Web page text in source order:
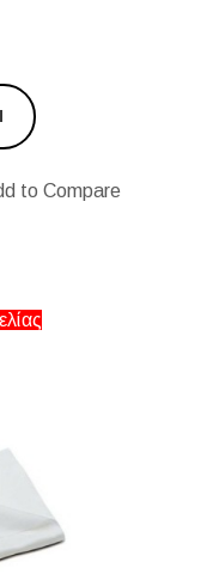
to Compare